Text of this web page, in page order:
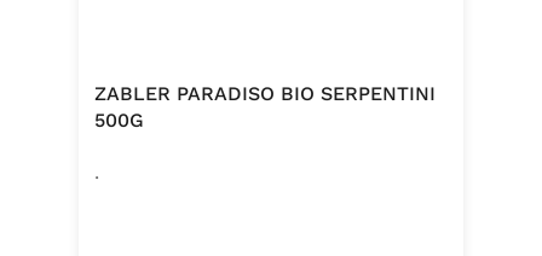
ZABLER PARADISO BIO SERPENTINI
500G
.